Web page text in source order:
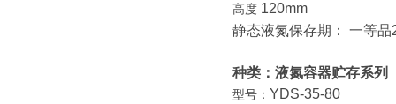
高度 120mm
静态液氮保存期： 一等
种类：液氮容器贮存系列
型号： YDS-35-80